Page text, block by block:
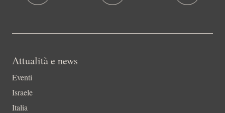
Attualità e news
Eventi
Israele
Italia